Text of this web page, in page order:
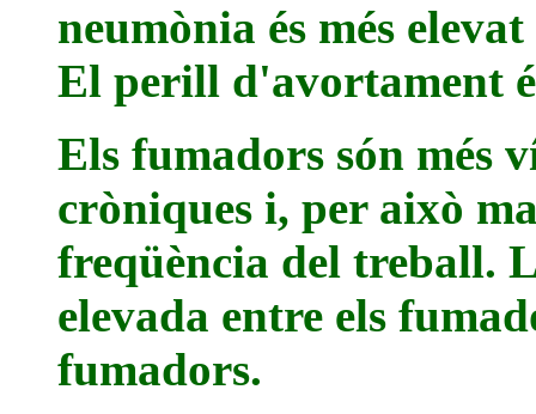
neumònia és més
El perill d'avortament
Els fumadors són més
cròniques i, per això
freqüència del treball.
elevada entre els
fumadors.